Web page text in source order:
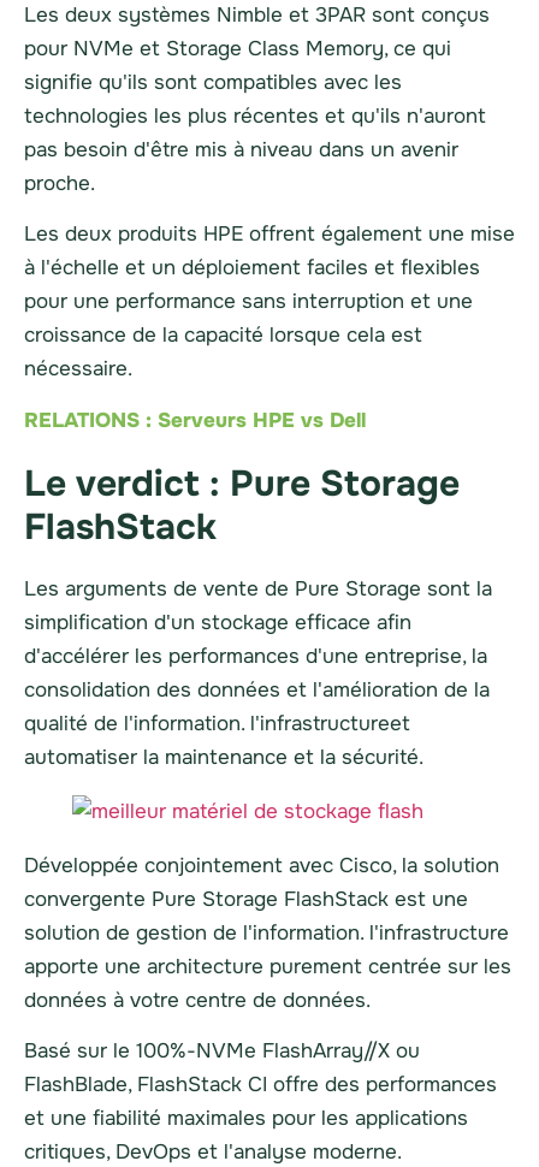
Les deux systèmes Nimble et 3PAR sont conçus
pour NVMe et Storage Class Memory, ce qui
signifie qu'ils sont compatibles avec les
technologies les plus récentes et qu'ils n'auront
pas besoin d'être mis à niveau dans un avenir
proche.
Les deux produits HPE offrent également une mise
à l'échelle et un déploiement faciles et flexibles
pour une performance sans interruption et une
croissance de la capacité lorsque cela est
nécessaire.
RELATIONS : Serveurs HPE vs Dell
Le verdict : Pure Storage
FlashStack
Les arguments de vente de Pure Storage sont la
simplification d'un stockage efficace afin
d'accélérer les performances d'une entreprise, la
consolidation des données et l'amélioration de la
qualité de l'information. l'infrastructureet
automatiser la maintenance et la sécurité.
Développée conjointement avec Cisco, la solution
convergente Pure Storage FlashStack est une
solution de gestion de l'information. l'infrastructure
apporte une architecture purement centrée sur les
données à votre centre de données.
Basé sur le 100%-NVMe FlashArray//X ou
FlashBlade, FlashStack CI offre des performances
et une fiabilité maximales pour les applications
critiques, DevOps et l'analyse moderne.